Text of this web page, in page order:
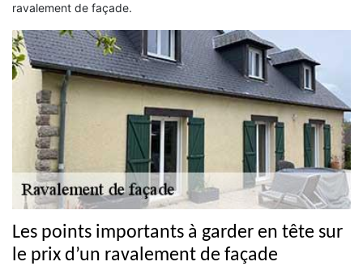
ravalement de façade.
Les points importants à garder en tête sur
le prix d’un ravalement de façade